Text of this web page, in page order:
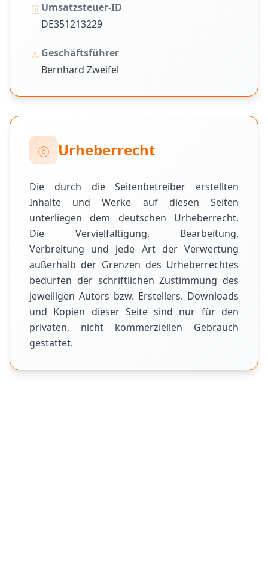
account_balanceUmsatzsteuer-ID
DE351213229
person Geschäftsführer
Bernhard Zweifel
copyright Urheberrecht
Die durch die Seitenbetreiber erstellten
Inhalte und Werke auf diesen Seiten
unterliegen dem deutschen Urheberrecht.
Die Vervielfältigung, Bearbeitung,
Verbreitung und jede Art der Verwertung
außerhalb der Grenzen des Urheberrechtes
bedürfen der schriftlichen Zustimmung des
jeweiligen Autors bzw. Erstellers. Downloads
und Kopien dieser Seite sind nur für den
privaten, nicht kommerziellen Gebrauch
gestattet.